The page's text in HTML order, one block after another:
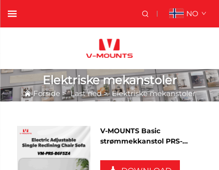
NO
Elektriske mekanstoler
Forside>Last ned>Elektriske mekanstoler
V-MOUNTS Basic
strømmekkanstol PRS-